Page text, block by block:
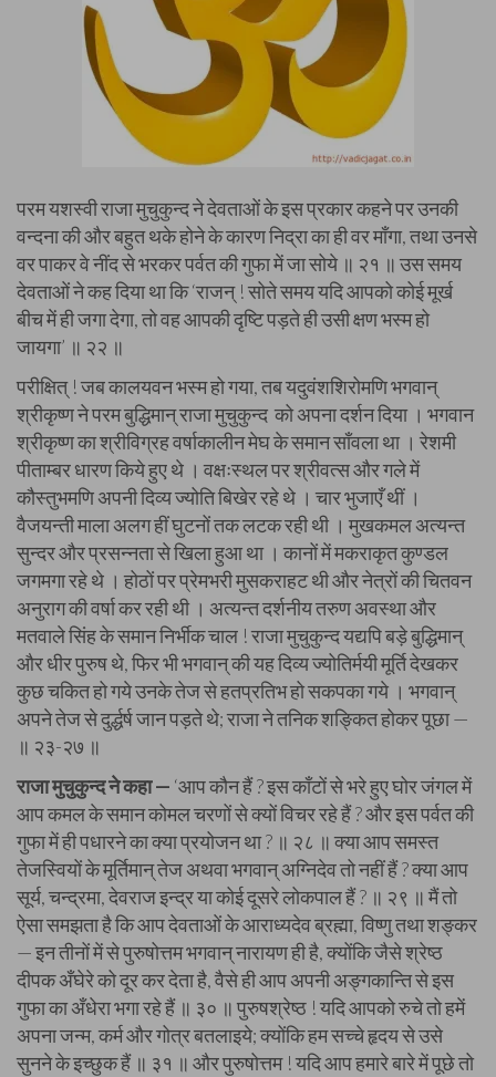
परम यशस्वी राजा मुचुकुन्द ने देवताओं के इस प्रकार कहने पर उनकी
वन्दना की और बहुत थके होने के कारण निद्रा का ही वर माँगा, तथा उनसे
वर पाकर वे नींद से भरकर पर्वत की गुफा में जा सोये ॥ २१ ॥ उस समय
देवताओं ने कह दिया था कि ‘राजन् ! सोते समय यदि आपको कोई मूर्ख
बीच में ही जगा देगा, तो वह आपकी दृष्टि पड़ते ही उसी क्षण भस्म हो
जायगा’ ॥ २२ ॥
परीक्षित् ! जब कालयवन भस्म हो गया, तब यदुवंशशिरोमणि भगवान्
श्रीकृष्ण ने परम बुद्धिमान् राजा मुचुकुन्द को अपना दर्शन दिया । भगवान
श्रीकृष्ण का श्रीविग्रह वर्षाकालीन मेघ के समान साँवला था । रेशमी
पीताम्बर धारण किये हुए थे । वक्षःस्थल पर श्रीवत्स और गले में
कौस्तुभमणि अपनी दिव्य ज्योति बिखेर रहे थे । चार भुजाएँ थीं ।
वैजयन्ती माला अलग हीं घुटनों तक लटक रही थी । मुखकमल अत्यन्त
सुन्दर और प्रसन्नता से खिला हुआ था । कानों में मकराकृत कुण्डल
जगमगा रहे थे । होठों पर प्रेमभरी मुसकराहट थी और नेत्रों की चितवन
अनुराग की वर्षा कर रही थी । अत्यन्त दर्शनीय तरुण अवस्था और
मतवाले सिंह के समान निर्भीक चाल ! राजा मुचुकुन्द यद्यपि बड़े बुद्धिमान्
और धीर पुरुष थे, फिर भी भगवान् की यह दिव्य ज्योतिर्मयी मूर्ति देखकर
कुछ चकित हो गये उनके तेज से हतप्रतिभ हो सकपका गये । भगवान्
अपने तेज से दुर्द्धर्ष जान पड़ते थे; राजा ने तनिक शङ्कित होकर पूछा —
॥ २३-२७ ॥
राजा मुचुकुन्द ने कहा — ‘आप कौन हैं ? इस काँटों से भरे हुए घोर जंगल में
आप कमल के समान कोमल चरणों से क्यों विचर रहे हैं ? और इस पर्वत की
गुफा में ही पधारने का क्या प्रयोजन था ? ॥ २८ ॥ क्या आप समस्त
तेजस्वियों के मूर्तिमान् तेज अथवा भगवान् अग्निदेव तो नहीं हैं ? क्या आप
सूर्य, चन्द्रमा, देवराज इन्द्र या कोई दूसरे लोकपाल हैं ? ॥ २९ ॥ मैं तो
ऐसा समझता है कि आप देवताओं के आराध्यदेव ब्रह्मा, विष्णु तथा शङ्कर
— इन तीनों में से पुरुषोत्तम भगवान् नारायण ही है, क्योंकि जैसे श्रेष्ठ
दीपक अँघेरे को दूर कर देता है, वैसे ही आप अपनी अङ्गकान्ति से इस
गुफा का अँधेरा भगा रहे हैं ॥ ३० ॥ पुरुषश्रेष्ठ ! यदि आपको रुचे तो हमें
अपना जन्म, कर्म और गोत्र बतलाइये; क्योंकि हम सच्चे हृदय से उसे
सुनने के इच्छुक हैं ॥ ३१ ॥ और पुरुषोत्तम ! यदि आप हमारे बारे में पूछे तो